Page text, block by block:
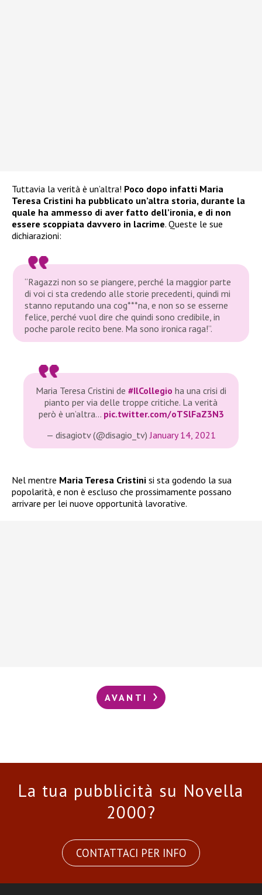
Tuttavia la verità è un’altra! Poco dopo infatti Maria
Teresa Cristini ha pubblicato un’altra storia, durante la
quale ha ammesso di aver fatto dell’ironia, e di non
essere scoppiata davvero in lacrime. Queste le sue
dichiarazioni:
“Ragazzi non so se piangere, perché la maggior parte
di voi ci sta credendo alle storie precedenti, quindi mi
stanno reputando una cog***na, e non so se esserne
felice, perché vuol dire che quindi sono credibile, in
poche parole recito bene. Ma sono ironica raga!”.
Maria Teresa Cristini de #IlCollegio ha una crisi di
pianto per via delle troppe critiche. La verità
però è un’altra… pic.twitter.com/oTSlFaZ3N3
— disagiotv (@disagio_tv) January 14, 2021
Nel mentre Maria Teresa Cristini si sta godendo la sua
popolarità, e non è escluso che prossimamente possano
arrivare per lei nuove opportunità lavorative.
AVANTI
La tua pubblicità su Novella
2000?
CONTATTACI PER INFO